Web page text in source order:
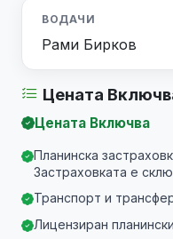
ВОДАЧИ
Рами Бирков
Цената
Цената Включва
Планинска
Застраховката е
Транспорт и
Лицензиран